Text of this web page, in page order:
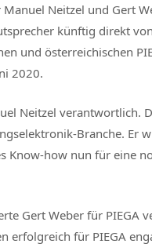
Neitzel und Gert
künftig direkt
und österreichischen
2020.
Neitzel verantwortlich.
Branche. Er
Know-how nun für eine
Gert Weber für PIEGA
erfolgreich für PIEGA